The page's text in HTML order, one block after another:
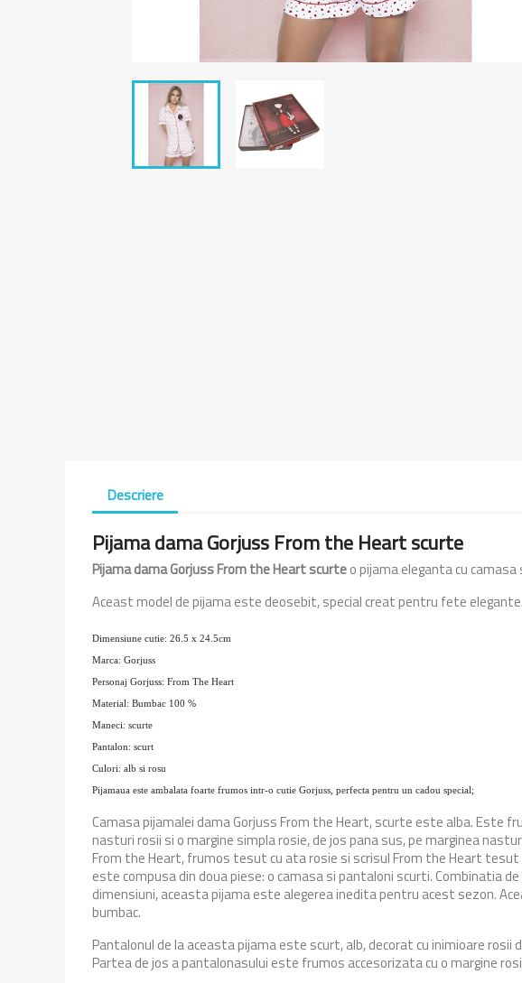
Descriere
Pijama dama Gorjuss From the Heart scurte
Pijama dama Gorjuss From the Heart scurteo pijama eleganta cu
Aceast model de pijama este deosebit, special creat pentru fete
Dimensiune cutie: 26.5 x 24.5cm
Marca: Gorjuss
Personaj Gorjuss: From The Heart
Material: Bumbac 100 %
Maneci: scurte
Pantalon: scurt
Culori: alb si rosu
Pijamaua este ambalata foarte frumos intr-o cutie Gorjuss, perfecta pentru un cadou special;
Camasa pijamalei dama Gorjuss From the Heart, scurte este alba. Este
nasturi rosii si o margine simpla rosie, de jos pana sus, pe marginea
From the Heart, frumos tesut cu ata rosie si scrisul From the Heart
este compusa din doua piese: o camasa si pantaloni scurti. Combinatia
dimensiuni, aceasta pijama este alegerea inedita pentru acest sezon.
bumbac.
Pantalonul de la aceasta pijama este scurt, alb, decorat cu inimioare
Partea de jos a pantalonasului este frumos accesorizata cu o margine